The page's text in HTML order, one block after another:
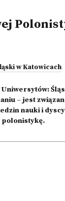
w Katowicach
– jest
nauki i
polonistykę.